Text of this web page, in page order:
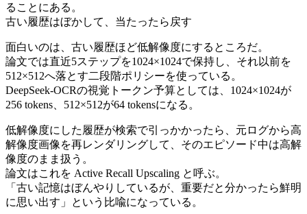
ることにある。
古い履歴はぼかして、当たったら戻す
面白いのは、古い履歴ほど低解像度にするところだ。
論文では直近5ステップを1024×1024で保持し、それ以前を
512×512へ落とす二段階ポリシーを使っている。
DeepSeek-OCRの視覚トークン予算としては、1024×1024が
256 tokens、512×512が64 tokensになる。
低解像度にした履歴が検索で引っかかったら、元ログから高
解像度画像を再レンダリングして、そのエピソード中は高解
像度のまま扱う。
論文はこれを Active Recall Upscaling と呼ぶ。
「古い記憶はぼんやりしているが、重要だと分かったら鮮明
に思い出す」という比喩になっている。